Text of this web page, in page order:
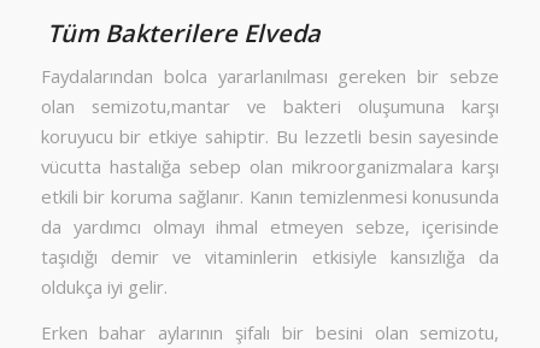
Tüm Bakterilere Elveda
Faydalarından bolca yararlanılması gereken bir sebze
olan semizotu,mantar ve bakteri oluşumuna karşı
koruyucu bir etkiye sahiptir. Bu lezzetli besin sayesinde
vücutta hastalığa sebep olan mikroorganizmalara karşı
etkili bir koruma sağlanır. Kanın temizlenmesi konusunda
da yardımcı olmayı ihmal etmeyen sebze, içerisinde
taşıdığı demir ve vitaminlerin etkisiyle kansızlığa da
oldukça iyi gelir.
Erken bahar aylarının şifalı bir besini olan semizotu,